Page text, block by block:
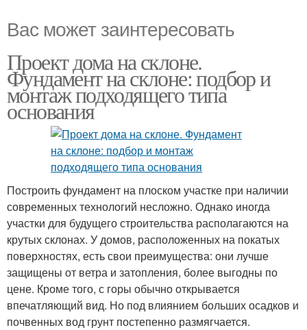
Вас может заинтересовать
Проект дома на склоне.
Фундамент на склоне: подбор и
монтаж подходящего типа
основания
Построить фундамент на плоском участке при наличии
современных технологий несложно. Однако иногда
участки для будущего строительства располагаются на
крутых склонах. У домов, расположенных на покатых
поверхностях, есть свои преимущества: они лучше
защищены от ветра и затопления, более выгодны по
цене. Кроме того, с горы обычно открывается
впечатляющий вид. Но под влиянием больших осадков и
почвенных вод грунт постепенно размягчается.